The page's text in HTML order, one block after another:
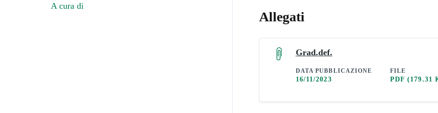
A cura di
Allegati
Grad.def.
DATA PUBBLICAZIONE
16/11/2023
FILE
PDF(179.31